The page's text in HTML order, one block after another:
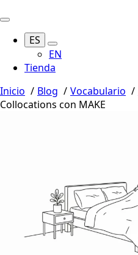
ES
EN
Tienda
Inicio
Blog Vocabulario
Collocations con MAKE